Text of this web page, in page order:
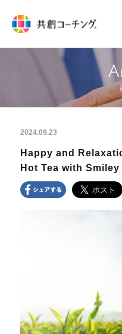
2024.09.23
Happy and
Hot Tea with Smiley